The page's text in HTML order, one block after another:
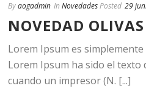
Byaogadmin In NovedadesPosted 29
NOVEDAD
Lorem Ipsum es
Lorem Ipsum ha sido el texto
cuando un impresor (N. [...]